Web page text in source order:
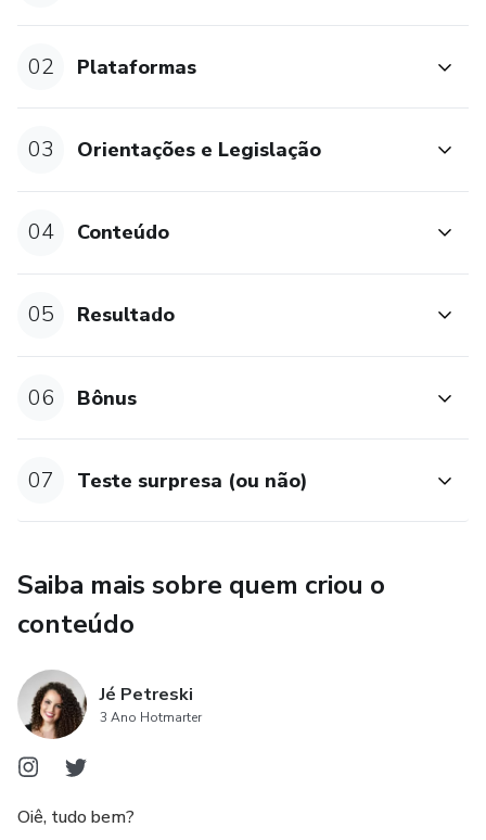
02 Plataformas
03 Orientações e Legislação
04 Conteúdo
05 Resultado
06 Bônus
07 Teste surpresa (ou não)
Saiba mais sobre quem criou o
conteúdo
Jé Petreski
3 Ano Hotmarter
Oiê, tudo bem?